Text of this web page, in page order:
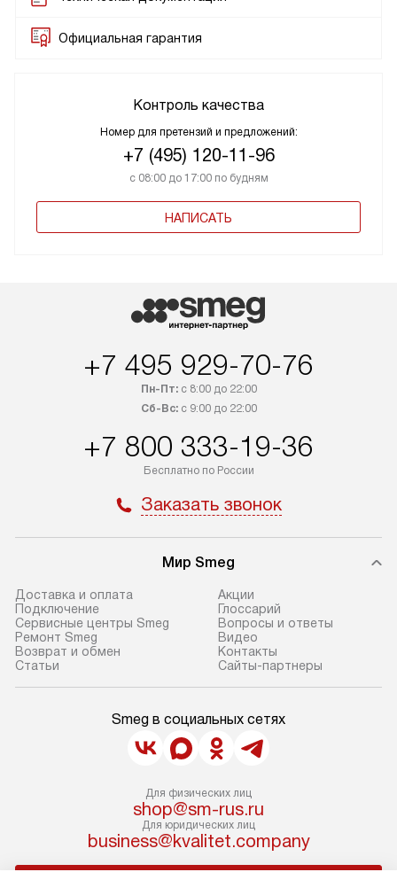
Официальная гарантия
Контроль качества
Номер для претензий и предложений:
+7 (495) 120-11-96
с 08:00 до 17:00 по будням
НАПИСАТЬ
+7 495 929-70-76
Пн-Пт:с 8:00 до 22:00
Сб-Вс:с 9:00 до 22:00
+7 800 333-19-36
Бесплатно по России
Заказать звонок
Мир Smeg
Доставка и оплата
Подключение
Сервисные центры Smeg
Ремонт Smeg
Возврат и обмен
Статьи
Акции
Глоссарий
Вопросы и ответы
Видео
Контакты
Сайты-партнеры
Smeg в социальных сетях
Для физических лиц
shop@sm-rus.ru
Для юридических лиц
business@kvalitet.company